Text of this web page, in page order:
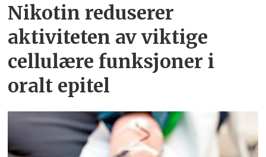
Nikotin reduserer
aktiviteten av viktige
cellulære funksjoner i
oralt epitel